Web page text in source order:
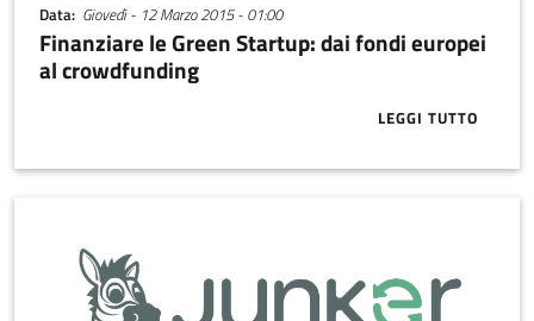
Data Giovedì - 12 Marzo 2015 - 01:00
Finanziare le Green Startup: dai fondi europei
al crowdfunding
LEGGI TUTTO
ABOUT